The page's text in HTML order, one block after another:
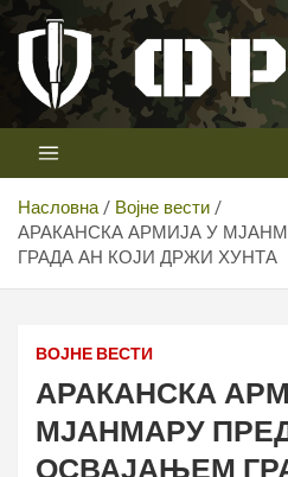
Скип
цонтент
Телевизија
Први војни канал у Србији
Насловна
Војне вести
АРАКАНСКА АРМИЈА У
ГРАДА АН КОЈИ ДРЖИ ХУНТА
ВОЈНЕ ВЕСТИ
АРАКАНСКА
МЈАНМАРУ
ОСВАЈАЊЕМ